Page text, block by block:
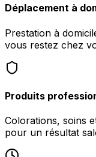
Déplacement à
Prestation à
vous restez chez
Produits
Colorations, soins
pour un résultat